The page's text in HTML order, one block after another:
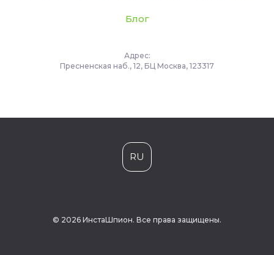
Блог
Адрес:
Пресненская наб., 12, БЦ Москва, 123317
RU
© 2026 ИнстаШпион. Все права защищены.